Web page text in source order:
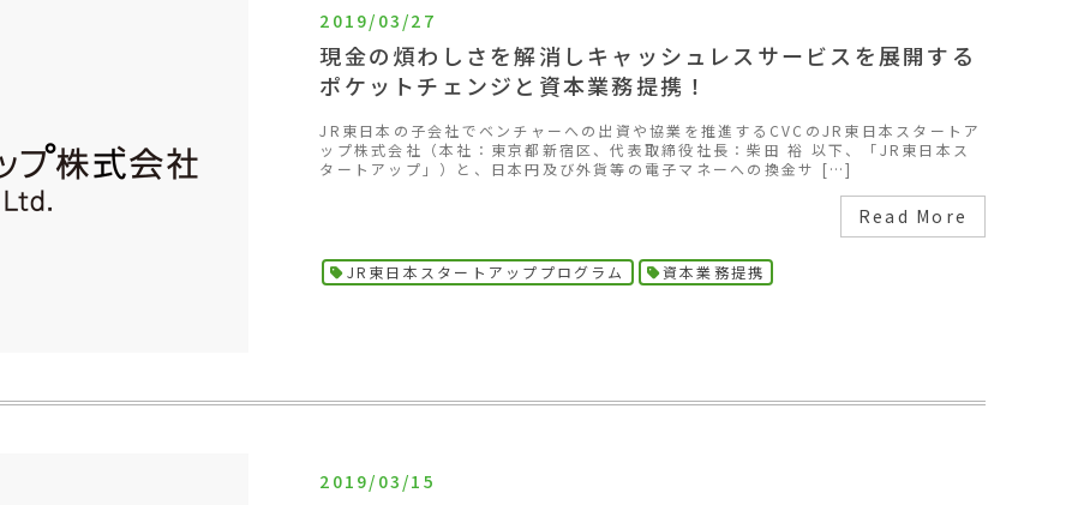
2019/03/27
現金の煩わしさを解消しキャッシュレスサービスを展開する
ポケットチェンジと資本業務提携！
JR東日本の子会社でベンチャーへの出資や協業を推進するCVCのJR東日本スタートア
ップ株式会社（本社：東京都新宿区、代表取締役社長：柴田 裕 以下、「JR東日本ス
タートアップ」）と、日本円及び外貨等の電子マネーへの換金サ […]
Read More
JR東日本スタートアッププログラム 資本業務提携
2019/03/15